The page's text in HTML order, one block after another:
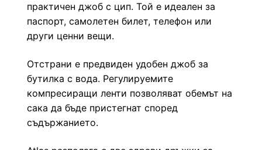
практичен джоб с цип. Той е идеален за
паспорт, самолетен билет, телефон или
други ценни вещи.
Отстрани е предвиден удобен джоб за
бутилка с вода. Регулируемите
компресиращи ленти позволяват обемът на
сака да бъде пристегнат според
съдържанието.